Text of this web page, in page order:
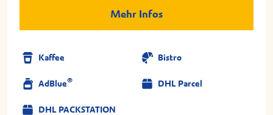
Mehr Infos
Kaffee Bistro
AdBlue® DHL Parcel
DHL PACKSTATION